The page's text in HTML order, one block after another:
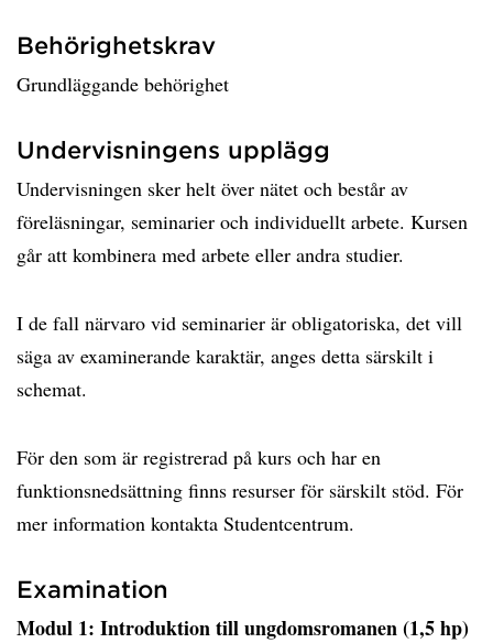
Behörighetskrav
Grundläggande behörighet
Undervisningens upplägg
Undervisningen sker helt över nätet och består av
föreläsningar, seminarier och individuellt arbete. Kursen
går att kombinera med arbete eller andra studier.
I de fall närvaro vid seminarier är obligatoriska, det vill
säga av examinerande karaktär, anges detta särskilt i
schemat.
För den som är registrerad på kurs och har en
funktionsnedsättning finns resurser för särskilt stöd. För
mer information kontakta Studentcentrum.
Examination
Modul 1: Introduktion till ungdomsromanen (1,5 hp)